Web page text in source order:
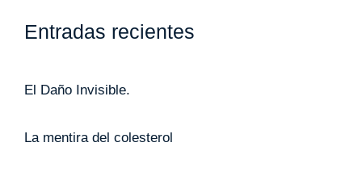
Entradas recientes
El Daño Invisible.
La mentira del colesterol